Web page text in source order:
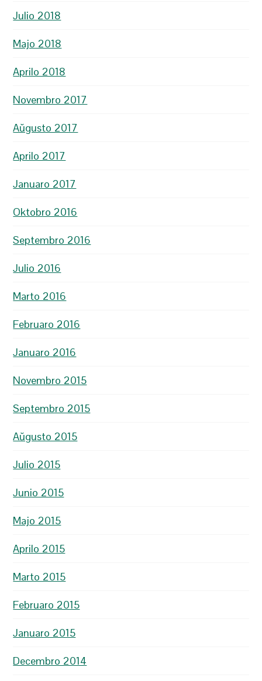
Julio 2018
Majo 2018
Aprilo 2018
Novembro 2017
Aŭgusto 2017
Aprilo 2017
Januaro 2017
Oktobro 2016
Septembro 2016
Julio 2016
Marto 2016
Februaro 2016
Januaro 2016
Novembro 2015
Septembro 2015
Aŭgusto 2015
Julio 2015
Junio 2015
Majo 2015
Aprilo 2015
Marto 2015
Februaro 2015
Januaro 2015
Decembro 2014